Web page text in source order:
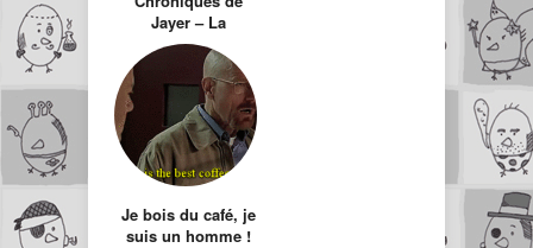
Jayer – La
bitcheuse
Je bois du café, je
suis un homme !